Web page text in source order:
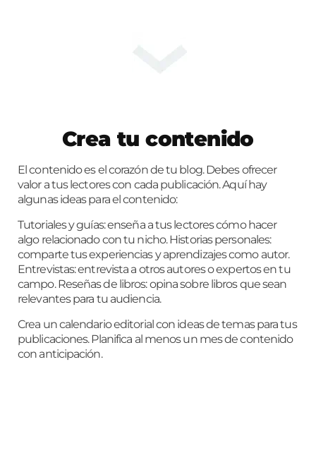
Crea tu contenido
El contenido es el corazón de tu blog. Debes ofrecer
valor a tus lectores con cada publicación. Aquí hay
algunas ideas para el contenido:
Tutoriales y guías: enseña a tus lectores cómo hacer
algo relacionado con tu nicho. Historias personales:
comparte tus experiencias y aprendizajes como autor.
Entrevistas: entrevista a otros autores o expertos en tu
campo. Reseñas de libros: opina sobre libros que sean
relevantes para tu audiencia.
Crea un calendario editorial con ideas de temas para tus
publicaciones. Planifica al menos un mes de contenido
con anticipación.